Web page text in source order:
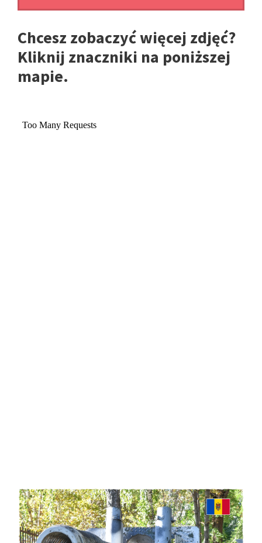
Chcesz zobaczyć więcej zdjęć?
Kliknij znaczniki na poniższej
mapie.